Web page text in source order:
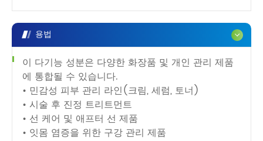
용법
이 다기능 성분은 다양한 화장품 및 개인 관리 제품
에 통합될 수 있습니다.
• 민감성 피부 관리 라인(크림, 세럼, 토너)
• 시술 후 진정 트리트먼트
• 선 케어 및 애프터 선 제품
• 잇몸 염증을 위한 구강 관리 제품